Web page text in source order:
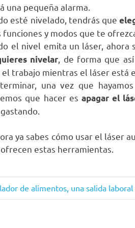
una pequeña alarma.
esté nivelado, tendrás que
funciones y modos que te
el nivel emita un láser, ahora
nivelar , de forma que
el trabajo mientras el láser está
una vez que
que hacer es apagar el
ya sabes cómo usar el láser
estas herramientas.
de alimentos, una salida